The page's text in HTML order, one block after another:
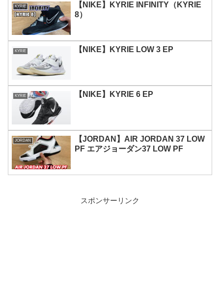
KYRIE
【NIKE】KYRIE INFINITY（KYRIE
8）
KYRIE 【NIKE】KYRIE LOW 3 EP
KYRIE 【NIKE】KYRIE 6 EP
JORDAN
【JORDAN】AIR JORDAN 37 LOW
PF エアジョーダン37 LOW PF
スポンサーリンク